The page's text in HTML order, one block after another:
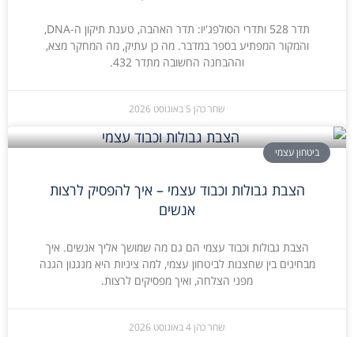
תדר 528 ותדרי הסולפג'יו: תדר האהבה, טענת תיקון ה-DNA,
והמקור המפתיע בספר במדבר. מה כן עתיק, מה המחקר מצא,
וההבחנה החשובה מתדר 432.
שחר כהן 5 באוגוסט 2026
ביטחון עצמי
הצבת גבולות וכבוד עצמי – איך להפסיק לרצות
אנשים
הצבת גבולות וכבוד עצמי הם גם מה שמושך אליך אנשים. איך
מבחינים בין שחצנות לביטחון עצמי, למה ציניות היא מנגנון הגנה
מפני הצלחה, ואיך מפסיקים לרצות.
שחר כהן4 באוגוסט 2026